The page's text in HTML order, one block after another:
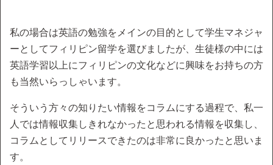
私の場合は英語の勉強をメインの目的として学生マネジャ
ーとしてフィリピン留学を選びましたが、生徒様の中には
英語学習以上にフィリピンの文化などに興味をお持ちの方
も当然いらっしゃいます。
そういう方々の知りたい情報をコラムにする過程で、私一
人では情報収集しきれなかったと思われる情報を収集し、
コラムとしてリリースできたのは非常に良かったと思いま
す。